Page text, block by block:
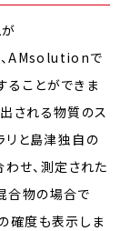
AMsolutionで
ることができま
される物質のス
リと島津独自の
せ、測定された
合物の場合で
確度も表示しま